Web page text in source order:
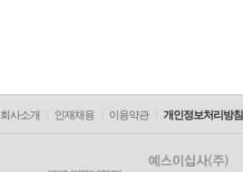
회사소개 인재채용 이용약관 개인정보처리방침